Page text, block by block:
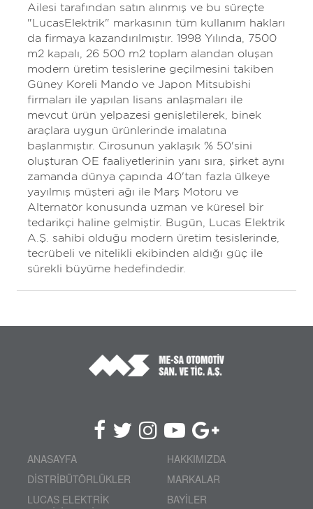
Ailesi tarafından satın alınmış ve bu süreçte
"LucasElektrik" markasının tüm kullanım hakları
da firmaya kazandırılmıştır. 1998 Yılında, 7500
m2 kapalı, 26 500 m2 toplam alandan oluşan
modern üretim tesislerine geçilmesini takiben
Güney Koreli Mando ve Japon Mitsubishi
firmaları ile yapılan lisans anlaşmaları ile
mevcut ürün yelpazesi genişletilerek, binek
araçlara uygun ürünlerinde imalatına
başlanmıştır. Cirosunun yaklaşık % 50'sini
oluşturan OE faaliyetlerinin yanı sıra, şirket aynı
zamanda dünya çapında 40'tan fazla ülkeye
yayılmış müşteri ağı ile Marş Motoru ve
Alternatör konusunda uzman ve küresel bir
tedarikçi haline gelmiştir. Bugün, Lucas Elektrik
A.Ş. sahibi olduğu modern üretim tesislerinde,
tecrübeli ve nitelikli ekibinden aldığı güç ile
sürekli büyüme hedefindedir.
ANASAYFA
HAKKIMIZDA
DİSTRİBÜTÖRLÜKLER
MARKALAR
LUCAS ELEKTRİK
BAYİLER